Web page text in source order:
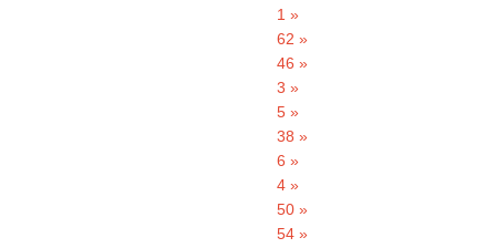
1 »
62 »
46 »
3 »
5 »
38 »
6 »
4 »
50 »
54 »